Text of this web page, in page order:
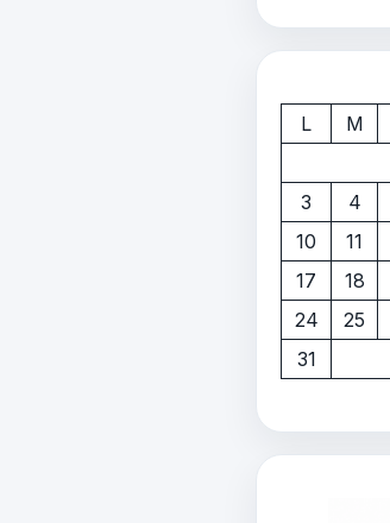
L
M
3
4
10
11
17
18
24
25
31